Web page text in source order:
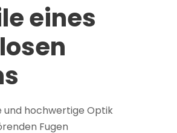
eines
und hochwertige Optik
Fugen